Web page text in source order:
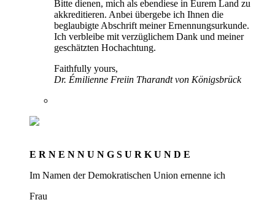
Bitte dienen, mich als ebendiese in Eurem Land zu
akkreditieren. Anbei übergebe ich Ihnen die
beglaubigte Abschrift meiner Ernennungsurkunde.
Ich verbleibe mit verzüglichem Dank und meiner
geschätzten Hochachtung.
Faithfully yours,
Dr. Émilienne Freiin Tharandt von Königsbrück
E R N E N N U N G S U R K U N D E
Im Namen der Demokratischen Union ernenne ich
Frau